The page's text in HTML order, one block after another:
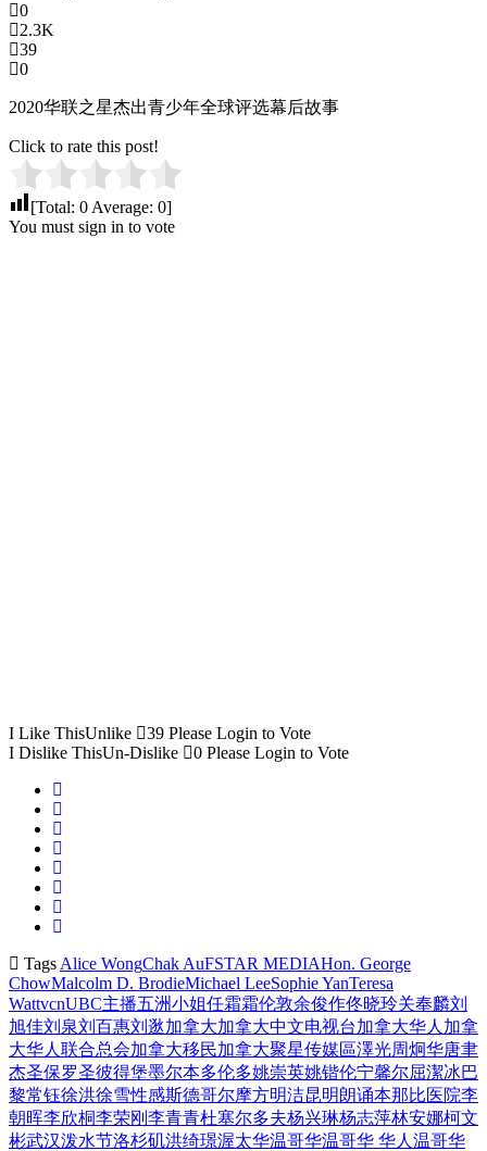
0
2.3K
39
0
2020华联之星杰出青少年全球评选幕后故事
Click to rate this post!
[Total: 0 Average: 0]
You must sign in to vote
I Like ThisUnlike 39 Please Login to Vote
I Dislike ThisUn-Dislike 0 Please Login to Vote
Tags Alice WongChak AuFSTAR MEDIAHon. George
ChowMalcolm D. BrodieMichael LeeSophie YanTeresa
WattvcnUBC主播五洲小姐任霜霜伦敦余俊作佟晓玲关奉麟刘
旭佳刘泉刘百惠刘逖加拿大加拿大中文电视台加拿大华人 加拿
大华人联合总会加拿大移民加拿大聚星传媒區澤光周炯华唐聿
杰圣保罗圣彼得堡墨尔本多伦多姚崇英姚锴伦宁馨尔屈潔冰巴
黎常钰徐洪徐雪性感斯德哥尔摩方明洁昆明朗诵本那比医院李
朝晖李欣桐李荣刚 李青青杜塞尔多夫杨兴琳杨志萍林安娜柯文
彬武汉泼水节洛杉矶洪绮璟渥太华温哥华温哥华 华人 温哥华